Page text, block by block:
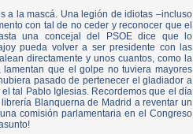
a la mascá. Una legión de idiotas –incluso
con tal de no ceder y reconocer que el
una concejal del PSOE dice que lo
pueda volver a ser presidente con las
directamente y unos cuantos, como la
que el golpe no tuviera mayores
pasado de pertenecer el gladiador a
tal Pablo Iglesias. Recordemos que el día
Blanquerna de Madrid a reventar un
comisión parlamentaria en el Congreso